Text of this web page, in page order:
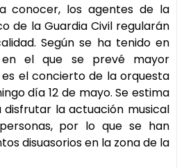
conocer, los agentes de la
de la Guardia Civil regularán
Según se ha tenido en
el que se prevé mayor
el concierto de la orquesta
día 12 de mayo. Se estima
disfrutar la actuación musical
por lo que se han
disuasorios en la zona de la